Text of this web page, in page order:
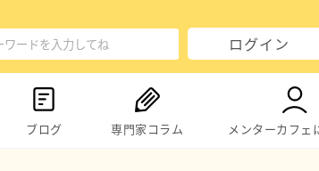
ログイン
ブログ 専門家コラム メンターカフェ